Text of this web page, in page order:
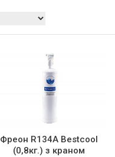
Фреон R134А Bestcool
(0,8кг.) з краном